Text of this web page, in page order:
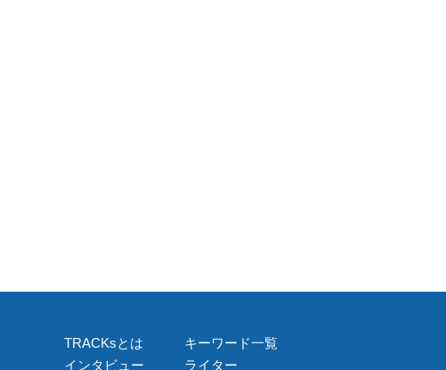
TRACKsとは
インタビュー
キーワード一覧
ライター